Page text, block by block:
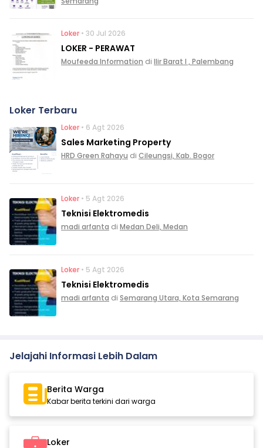
Loker • 30 Jul 2026
LOKER - PERAWAT
Moufeeda Information di Ilir Barat I , Palembang
Loker Terbaru
Loker • 6 Agt 2026
Sales Marketing Property
HRD Green Rahayu di Cileungsi, Kab. Bogor
Loker • 5 Agt 2026
Teknisi Elektromedis
madi arfanta di Medan Deli, Medan
Loker • 5 Agt 2026
Teknisi Elektromedis
madi arfanta di Semarang Utara, Kota Semarang
Jelajahi Informasi Lebih Dalam
Berita Warga
Kabar berita terkini dari warga
Loker